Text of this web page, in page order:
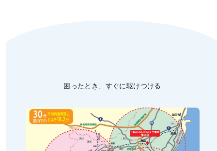
困ったとき、すぐに駆けつける